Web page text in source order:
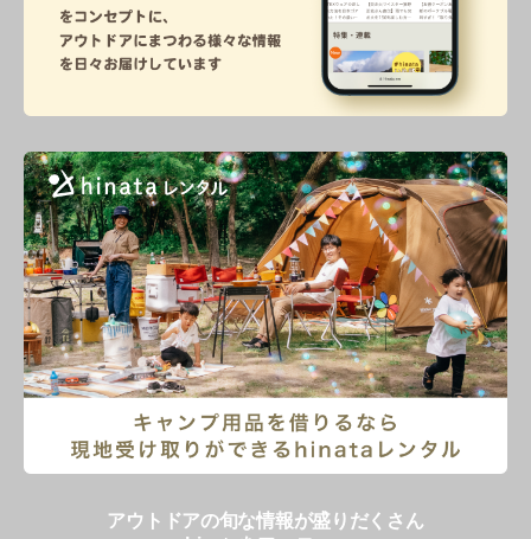
アウトドアの旬な情報が盛りだくさん